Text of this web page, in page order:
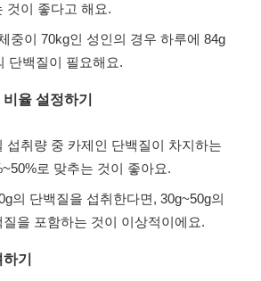
것이 좋다고 해요.
중이 70kg인 성인의 경우 하루에 84g
단백질이 필요해요.
율 설정하기
섭취량 중 카제인 단백질이 차지하는
로 맞추는 것이 좋아요.
의 단백질을 섭취한다면, 30g~50g의
질을 포함하는 것이 이상적이에요.
기